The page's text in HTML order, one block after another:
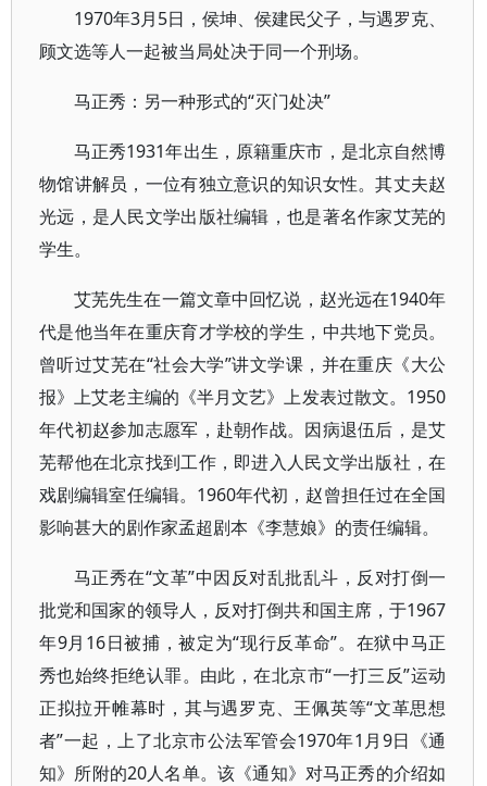
1970年3月5日，侯坤、侯建民父子，与遇罗克、
顾文选等人一起被当局处决于同一个刑场。
马正秀：另一种形式的“灭门处决”
马正秀1931年出生，原籍重庆市，是北京自然博
物馆讲解员，一位有独立意识的知识女性。其丈夫赵
光远，是人民文学出版社编辑，也是著名作家艾芜的
学生。
艾芜先生在一篇文章中回忆说，赵光远在1940年
代是他当年在重庆育才学校的学生，中共地下党员。
曾听过艾芜在“社会大学”讲文学课，并在重庆《大公
报》上艾老主编的《半月文艺》上发表过散文。1950
年代初赵参加志愿军，赴朝作战。因病退伍后，是艾
芜帮他在北京找到工作，即进入人民文学出版社，在
戏剧编辑室任编辑。1960年代初，赵曾担任过在全国
影响甚大的剧作家孟超剧本《李慧娘》的责任编辑。
马正秀在“文革”中因反对乱批乱斗，反对打倒一
批党和国家的领导人，反对打倒共和国主席，于1967
年9月16日被捕，被定为“现行反革命”。在狱中马正
秀也始终拒绝认罪。由此，在北京市“一打三反”运动
正拟拉开帷幕时，其与遇罗克、王佩英等“文革思想
者”一起，上了北京市公法军管会1970年1月9日《通
知》所附的20人名单。该《通知》对马正秀的介绍如